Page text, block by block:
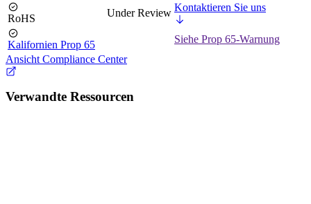
RoHS Under Review Kontaktieren Sie uns
Kalifornien Prop 65
Siehe Prop 65-Warnung
Ansicht Compliance Center
Verwandte Ressourcen